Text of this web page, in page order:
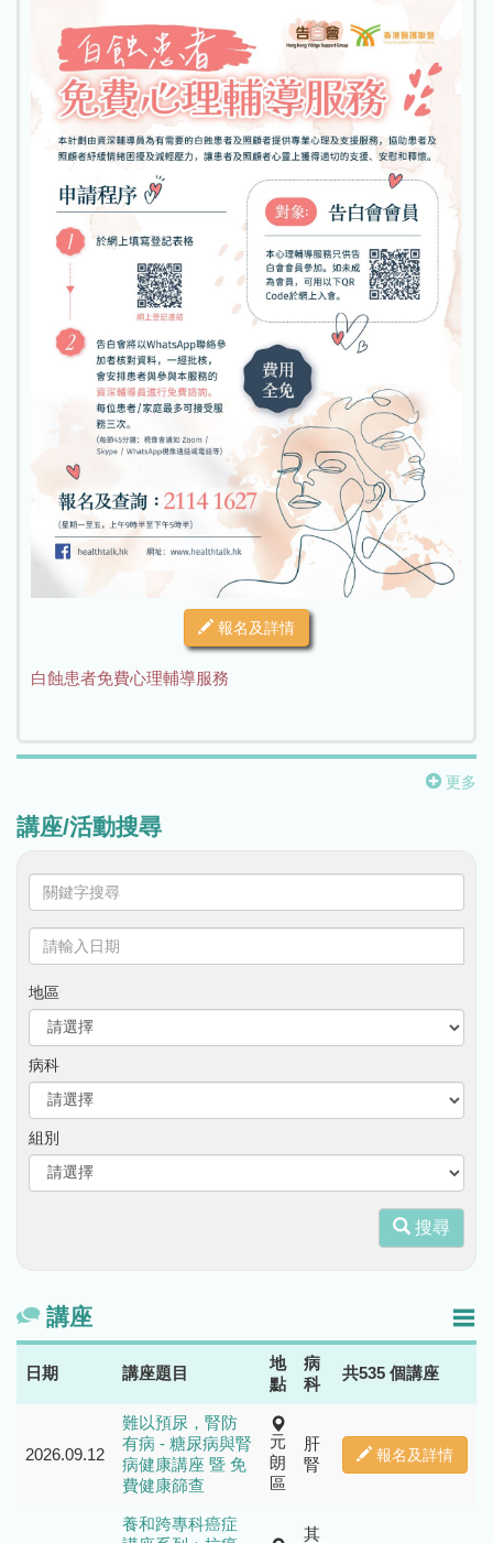
報名及詳情
白蝕患者免費心理輔導服務
更多
講座/活動搜尋
鍵
字
輸
入
日
地區
病科
組別
搜尋
講座
日期 講座題目
地
點
病
科
共535 個講座
2026.09.12
難以預尿，腎防
有病 - 糖尿病與腎
病健康講座 暨 免
費健康篩查
元
朗
區
肝
腎
報名及詳情
養和跨專科癌症
其